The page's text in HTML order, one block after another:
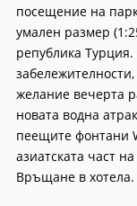
посещение на
умален размер
република
желание вечерта
новата водна
пеещите фонтани
азиатската част
Връщане в